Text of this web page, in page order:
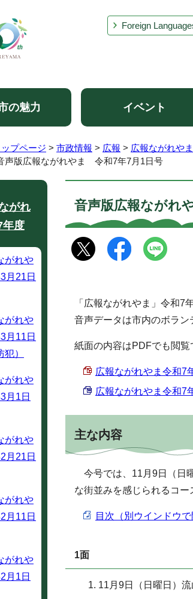
Foreign
の魅力 イベント
ップページ > 市政情報 > 広報 > 広報ながれやま
声版広報ながれやま 令和7年7月1日号
音声版広報ながれ
「広報ながれやま」令和7
音声データは市内のボラン
紙面の内容はPDFでも閲覧
広報ながれやま令和7
広報ながれやま令和7
主な内容
今号では、11月9日（日
な街並みを感じられるコー
目次（別ウインドウ
1面
11月9日（日曜日）
がれ
年度
がれや
月21日
がれや
月11日
）
がれや
月1日
がれや
月21日
がれや
月11日
がれや
月1日